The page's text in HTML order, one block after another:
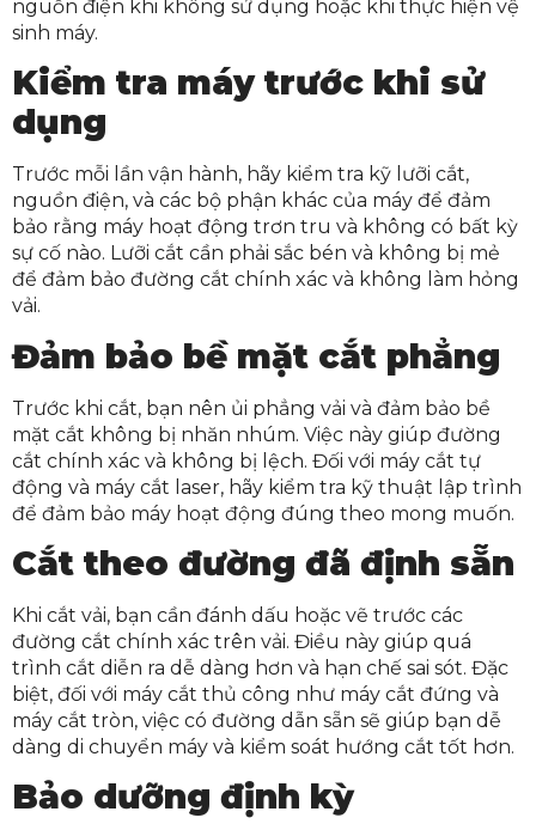
nguồn điện khi không sử dụng hoặc khi thực hiện vệ
sinh máy.
Kiểm tra máy trước khi sử
dụng
Trước mỗi lần vận hành, hãy kiểm tra kỹ lưỡi cắt,
nguồn điện, và các bộ phận khác của máy để đảm
bảo rằng máy hoạt động trơn tru và không có bất kỳ
sự cố nào. Lưỡi cắt cần phải sắc bén và không bị mẻ
để đảm bảo đường cắt chính xác và không làm hỏng
vải.
Đảm bảo bề mặt cắt phẳng
Trước khi cắt, bạn nên ủi phẳng vải và đảm bảo bề
mặt cắt không bị nhăn nhúm. Việc này giúp đường
cắt chính xác và không bị lệch. Đối với máy cắt tự
động và máy cắt laser, hãy kiểm tra kỹ thuật lập trình
để đảm bảo máy hoạt động đúng theo mong muốn.
Cắt theo đường đã định sẵn
Khi cắt vải, bạn cần đánh dấu hoặc vẽ trước các
đường cắt chính xác trên vải. Điều này giúp quá
trình cắt diễn ra dễ dàng hơn và hạn chế sai sót. Đặc
biệt, đối với máy cắt thủ công như máy cắt đứng và
máy cắt tròn, việc có đường dẫn sẵn sẽ giúp bạn dễ
dàng di chuyển máy và kiểm soát hướng cắt tốt hơn.
Bảo dưỡng định kỳ